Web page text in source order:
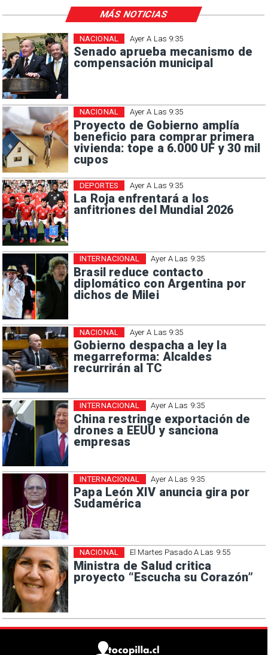
Ayer A Las 9:35
Senado aprueba mecanismo de
compensación municipal
NACIONAL
Ayer A Las 9:35
Proyecto de Gobierno amplía
beneficio para comprar primera
vivienda: tope a 6.000 UF y 30 mil
cupos
NACIONAL
Ayer A Las 9:35
La Roja enfrentará a los
anfitriones del Mundial 2026
DEPORTES
Ayer A Las 9:35
Brasil reduce contacto
diplomático con Argentina por
dichos de Milei
INTERNACIONAL
Ayer A Las 9:35
Gobierno despacha a ley la
megarreforma: Alcaldes
recurrirán al TC
NACIONAL
Ayer A Las 9:35
China restringe exportación de
drones a EEUU y sanciona
empresas
INTERNACIONAL
Ayer A Las 9:35
Papa León XIV anuncia gira por
Sudamérica
INTERNACIONAL
El Martes Pasado A Las 9:55
Ministra de Salud critica
proyecto “Escucha su Corazón”
NACIONAL
MÁS NOTICIAS